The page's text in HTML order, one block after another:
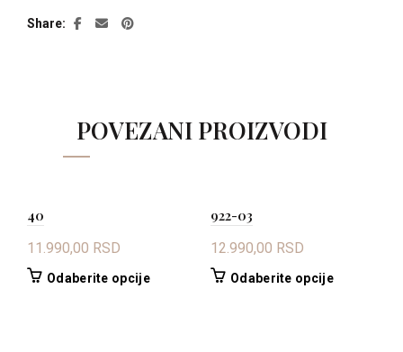
Share
POVEZANI PROIZVODI
40
11.990,00 RSD
Odaberite opcijeOvaj
922-03
12.990,00 RSD
Odaberite opcijeOvaj